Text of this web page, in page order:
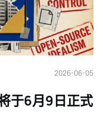
2026-06-05
于6月9日正式